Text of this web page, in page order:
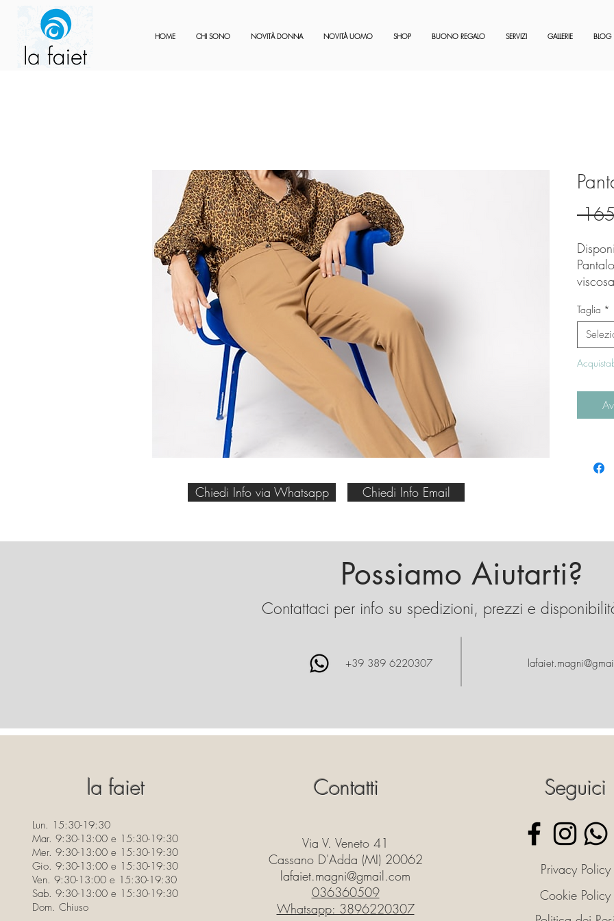
HOME CHI SONO NOVITÀ DONNA NOVITÀ UOMO SHOP BUONO REGALO SERVIZI GALLERIE BLOG
per
da
Taglia *
Chiedi Info via Whatsapp Chiedi Info Email
Possiamo Aiutarti?
Contattaci per info su spedizioni, prezzi e
+39 389 6220307
la faiet
Lun. 15:30-19:30
Mar. 9:30-13:00 e 15:30-19:30
Mer. 9:30-13:00 e 15:30-19:30
Gio. 9:30-13:00 e 15:30-19:30
Ven. 9:30-13:00 e 15:30-19:30
Sab. 9:30-13:00 e 15:30-19:30
Dom. Chiuso
Contatti
Via V. Veneto 41
Cassano D'Adda (MI) 20062
lafaiet.magni@gmail.com
036360509
Whatsapp: 3896220307
Seguici
Privacy Policy
Cookie Policy